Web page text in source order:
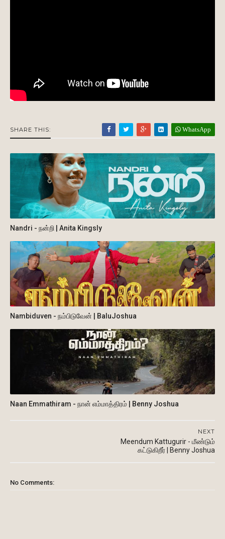
SHARE THIS: WhatsApp
Nandri - நன்றி | Anita Kingsly
Nambiduven - நம்பிடுவேன் | BaluJoshua
Naan Emmathiram - நான் எம்மாத்திரம் | Benny Joshua
NEXT
Meendum Kattugurir - மீண்டும்
கட்டுகிறீர் | Benny Joshua
No Comments: